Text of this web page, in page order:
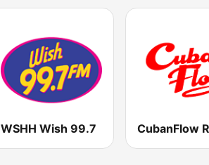
WSHH Wish 99.7 CubanFlow